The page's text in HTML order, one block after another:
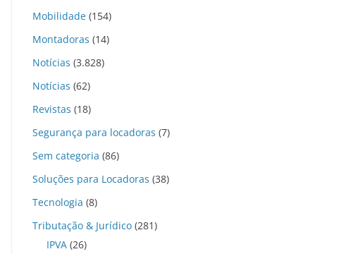
Mobilidade (154)
Montadoras (14)
Notícias (3.828)
Notícias (62)
Revistas (18)
Segurança para locadoras (7)
Sem categoria (86)
Soluções para Locadoras (38)
Tecnologia (8)
Tributação & Jurídico (281)
IPVA (26)